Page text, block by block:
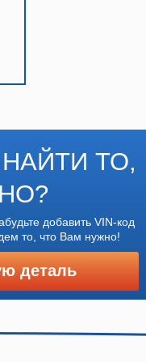
ТО,
добавить VIN-код
то, что Вам нужно!
деталь